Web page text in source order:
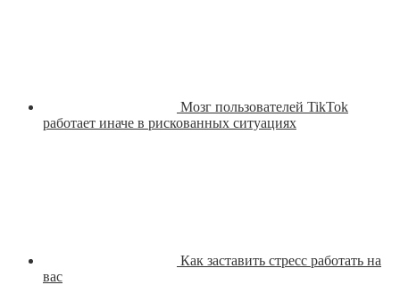
Мозг пользователей TikTok
работает иначе в рискованных ситуациях
Как заставить стресс работать на
вас